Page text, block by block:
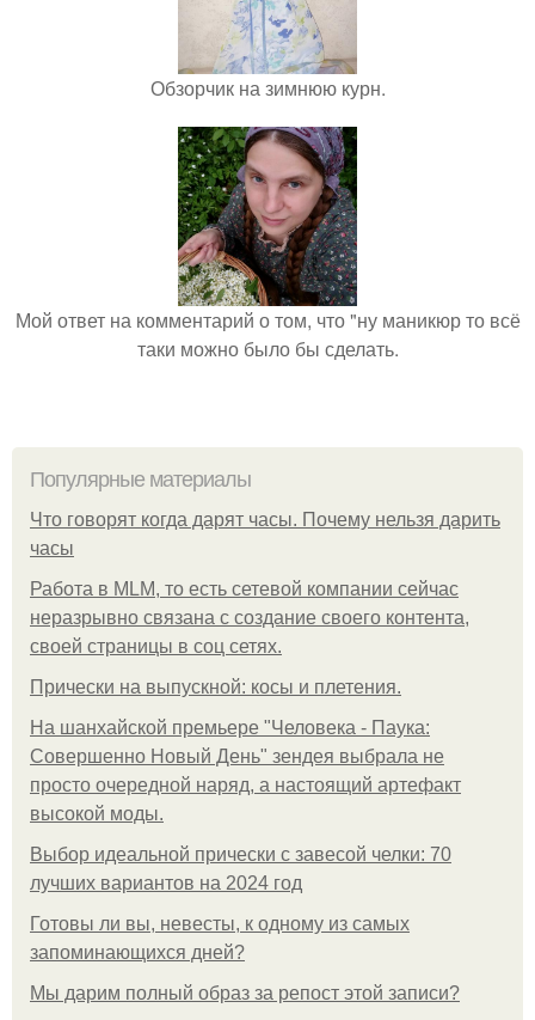
Обзорчик на зимнюю курн.
Мой ответ на комментарий о том, что "ну маникюр то всё
таки можно было бы сделать.
Популярные материалы
Что говорят когда дарят часы. Почему нельзя дарить
часы
Работа в MLM, то есть сетевой компании сейчас
неразрывно связана с создание своего контента,
своей страницы в соц сетях.
Прически на выпускной: косы и плетения.
На шанхайской премьере "Человека - Паука:
Совершенно Новый День" зендея выбрала не
просто очередной наряд, а настоящий артефакт
высокой моды.
Выбор идеальной прически с завесой челки: 70
лучших вариантов на 2024 год
Готовы ли вы, невесты, к одному из самых
запоминающихся дней?
Мы дарим полный образ за репост этой записи?